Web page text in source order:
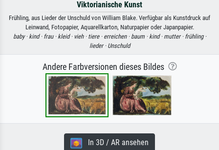
Viktorianische Kunst
Frühling, aus Lieder der Unschuld von William Blake. Verfügbar als Kunstdruck auf
Leinwand, Fotopapier, Aquarellkarton, Naturpapier oder Japanpapier.
baby · kind · frau · kleid · vieh · tiere · erreichen · baum · kind · mutter · frühling ·
lieder · Unschuld
Andere Farbversionen dieses Bildes
In 3D / AR ansehen